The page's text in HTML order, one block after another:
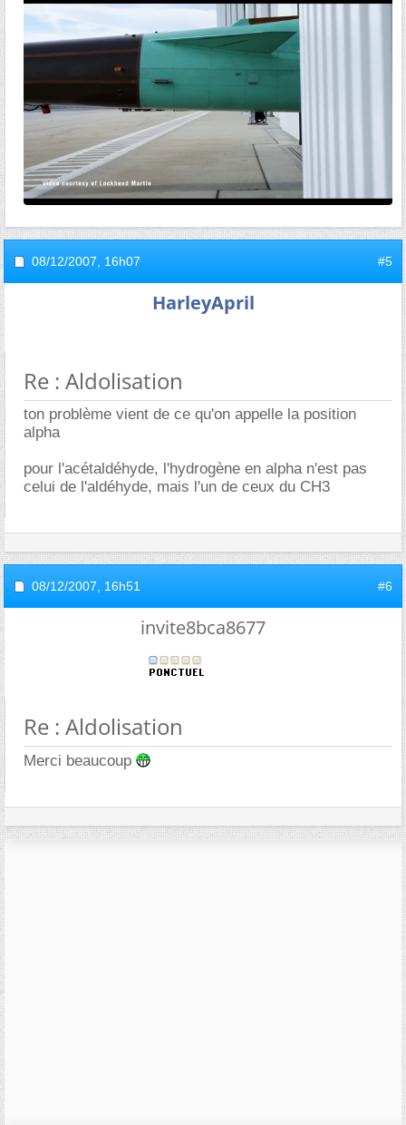
08/12/2007, 16h07 #5
HarleyApril
Re : Aldolisation
ton problème vient de ce qu'on appelle la position
alpha
pour l'acétaldéhyde, l'hydrogène en alpha n'est pas
celui de l'aldéhyde, mais l'un de ceux du CH3
08/12/2007, 16h51 #6
invite8bca8677
Re : Aldolisation
Merci beaucoup